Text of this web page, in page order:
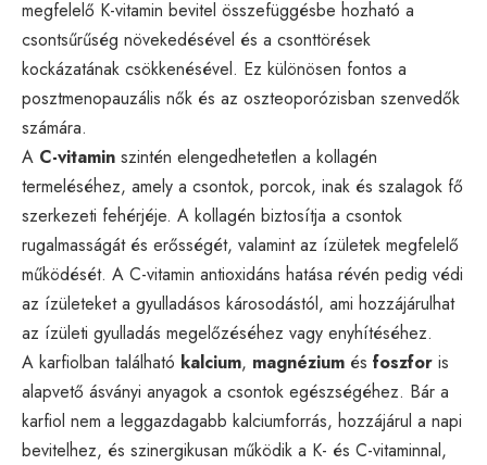
megfelelő K-vitamin bevitel összefüggésbe hozható a
csontsűrűség növekedésével és a csonttörések
kockázatának csökkenésével. Ez különösen fontos a
posztmenopauzális nők és az oszteoporózisban szenvedők
számára.
A C-vitamin szintén elengedhetetlen a kollagén
termeléséhez, amely a csontok, porcok, inak és szalagok fő
szerkezeti fehérjéje. A kollagén biztosítja a csontok
rugalmasságát és erősségét, valamint az ízületek megfelelő
működését. A C-vitamin antioxidáns hatása révén pedig védi
az ízületeket a gyulladásos károsodástól, ami hozzájárulhat
az ízületi gyulladás megelőzéséhez vagy enyhítéséhez.
A karfiolban található kalcium, magnézium és foszfor is
alapvető ásványi anyagok a csontok egészségéhez. Bár a
karfiol nem a leggazdagabb kalciumforrás, hozzájárul a napi
bevitelhez, és szinergikusan működik a K- és C-vitaminnal,